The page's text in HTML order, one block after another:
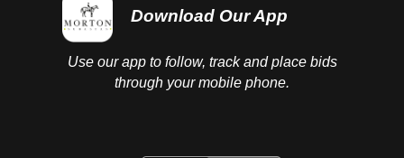
Download Our App
Use our app to follow, track and place bids
through your mobile phone.